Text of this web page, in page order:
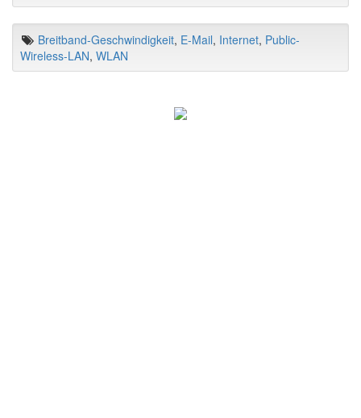
Breitband-Geschwindigkeit, E-Mail, Internet, Public-
Wireless-LAN, WLAN